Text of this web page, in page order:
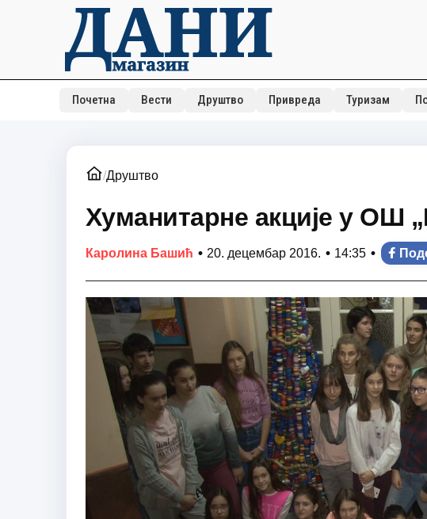
Почетна Вести Друштво Привреда Туризам
/Друштво
Хуманитарне акције у ОШ
Каролина Башић • 20. децембар 2016. • 14:35 •